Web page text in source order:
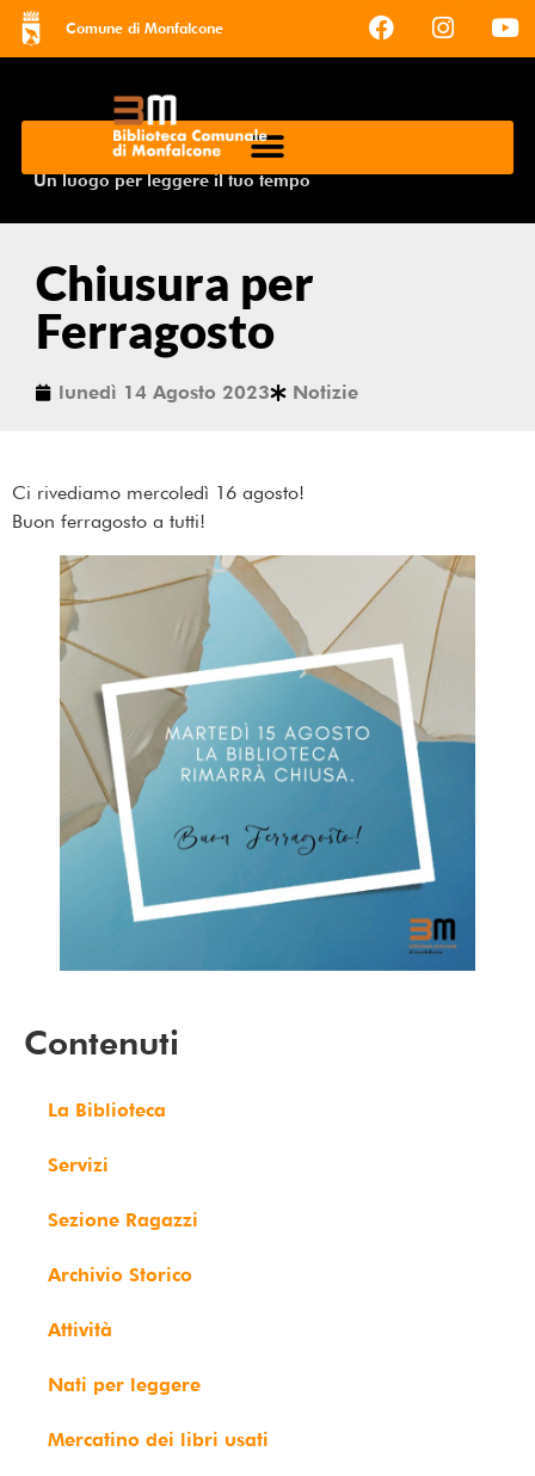
Comune di Monfalcone
Un luogo per leggere il tuo tempo
Chiusura per
Ferragosto
lunedì 14 Agosto 2023 Notizie
Ci rivediamo mercoledì 16 agosto!
Buon ferragosto a tutti!
Contenuti
La Biblioteca
Servizi
Sezione Ragazzi
Archivio Storico
Attività
Nati per leggere
Mercatino dei libri usati